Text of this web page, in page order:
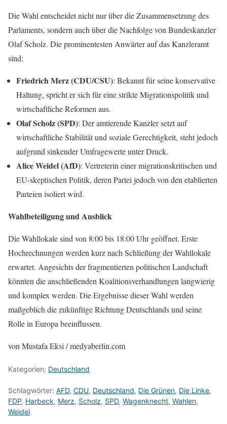
Die Wahl entscheidet nicht nur über die Zusammensetzung des
Parlaments, sondern auch über die Nachfolge von Bundeskanzler
Olaf Scholz. Die prominentesten Anwärter auf das Kanzleramt
sind:
Friedrich Merz (CDU/CSU): Bekannt für seine konservative
Haltung, spricht er sich für eine strikte Migrationspolitik und
wirtschaftliche Reformen aus.
Olaf Scholz (SPD): Der amtierende Kanzler setzt auf
wirtschaftliche Stabilität und soziale Gerechtigkeit, steht jedoch
aufgrund sinkender Umfragewerte unter Druck.
Alice Weidel (AfD): Vertreterin einer migrationskritischen und
EU-skeptischen Politik, deren Partei jedoch von den etablierten
Parteien isoliert wird.
Wahlbeteiligung und Ausblick
Die Wahllokale sind von 8:00 bis 18:00 Uhr geöffnet. Erste
Hochrechnungen werden kurz nach Schließung der Wahllokale
erwartet. Angesichts der fragmentierten politischen Landschaft
könnten die anschließenden Koalitionsverhandlungen langwierig
und komplex werden. Die Ergebnisse dieser Wahl werden
maßgeblich die zukünftige Richtung Deutschlands und seine
Rolle in Europa beeinflussen.
von Mustafa Eksi / medyaberlin.com
Kategorien: Deutschland
Schlagwörter: AFD, CDU, Deutschland, Die Grünen, Die Linke,
FDP, Harbeck, Merz, Scholz, SPD, Wagenknecht, Wahlen,
Weidel